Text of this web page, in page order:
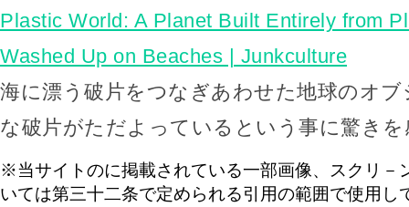
Plastic World: A Planet Built Entirely from
Washed Up on Beaches | Junkculture
海に漂う破片をつなぎあわせた地球のオ
な破片がただよっているという事に驚き
※当サイトのに掲載されている一部画像、スクリ－
いては第三十二条で定められる引用の範囲で使用し